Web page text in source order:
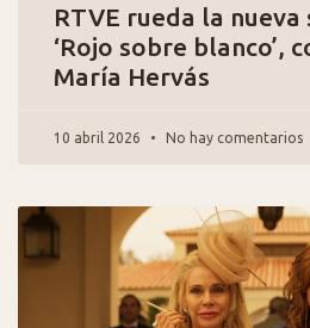
RTVE rueda la
‘Rojo sobre blanco’,
María Hervás
10 abril 2026 No hay comentarios